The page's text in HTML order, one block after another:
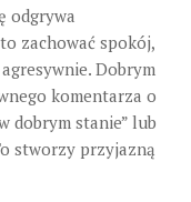
odgrywa
zachować spokój,
Dobrym
komentarza o
dobrym stanie” lub
stworzy przyjazną